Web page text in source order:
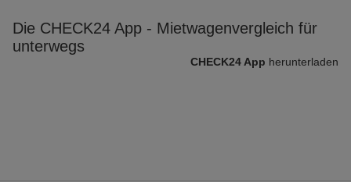
Die CHECK24 App - Mietwagenvergleich für
unterwegs
CHECK24 App herunterladen